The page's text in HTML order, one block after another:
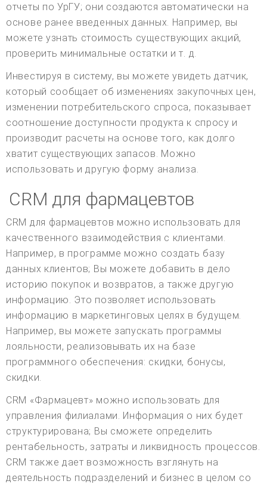
отчеты по УрГУ; они создаются автоматически на
основе ранее введенных данных. Например, вы
можете узнать стоимость существующих акций,
проверить минимальные остатки и т. д.
Инвестируя в систему, вы можете увидеть датчик,
который сообщает об изменениях закупочных цен,
изменении потребительского спроса, показывает
соотношение доступности продукта к спросу и
производит расчеты на основе того, как долго
хватит существующих запасов. Можно
использовать и другую форму анализа.
CRM для фармацевтов
CRM для фармацевтов можно использовать для
качественного взаимодействия с клиентами.
Например, в программе можно создать базу
данных клиентов; Вы можете добавить в дело
историю покупок и возвратов, а также другую
информацию. Это позволяет использовать
информацию в маркетинговых целях в будущем.
Например, вы можете запускать программы
лояльности, реализовывать их на базе
программного обеспечения: скидки, бонусы,
скидки.
CRM «Фармацевт» можно использовать для
управления филиалами. Информация о них будет
структурирована; Вы сможете определить
рентабельность, затраты и ликвидность процессов.
CRM также дает возможность взглянуть на
деятельность подразделений и бизнес в целом со